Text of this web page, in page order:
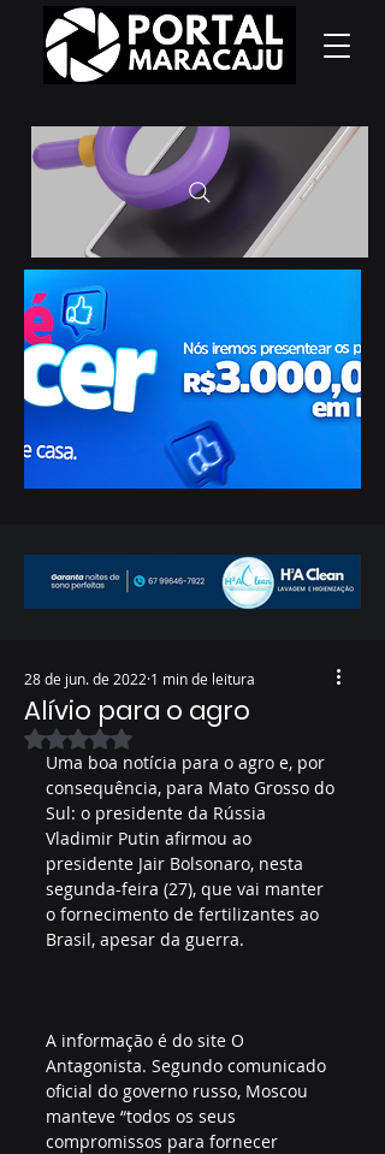
Alívio para o agro
28 de jun. de 2022 1 min de leitura
Avaliado com NaN de 5 estrelas.
Uma boa notícia para o agro e, por
consequência, para Mato Grosso do
Sul: o presidente da Rússia
Vladimir Putin afirmou ao
presidente Jair Bolsonaro, nesta
segunda-feira (27), que vai manter
o fornecimento de fertilizantes ao
Brasil, apesar da guerra.
A informação é do site O
Antagonista. Segundo comunicado
oficial do governo russo, Moscou
manteve “todos os seus
compromissos para fornecer